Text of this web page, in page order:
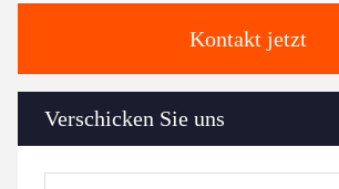
Kontakt jetzt
Verschicken Sie uns